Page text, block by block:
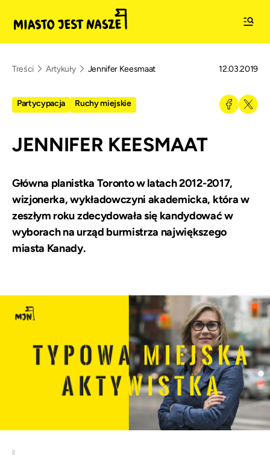
Treści Artykuły Jennifer Keesmaat 12.03.2019
Partycypacja Ruchy miejskie
JENNIFER KEESMAAT
Główna planistka Toronto w latach 2012-2017,
wizjonerka, wykładowczyni akademicka, która w
zeszłym roku zdecydowała się kandydować w
wyborach na urząd burmistrza największego
miasta Kanady.